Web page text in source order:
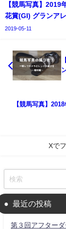
【競馬写真】2019
花賞(GI) グランア
2019-05-11
【競馬写真】
Xで
最近の投稿
第３回アフター